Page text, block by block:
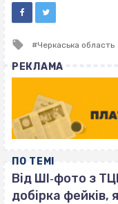
Tagged
Черкаська область
РЕКЛАМА
ПО ТЕМІ
Від ШІ‐фото з
добірка фейків,